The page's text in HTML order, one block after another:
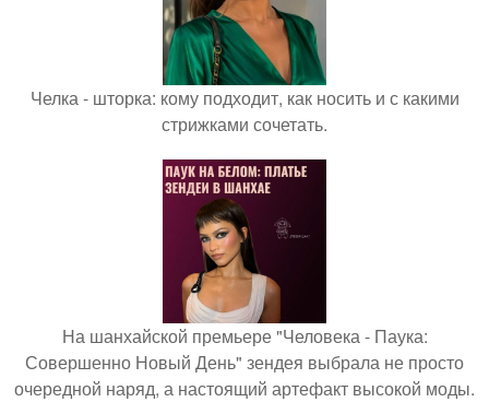
Челка - шторка: кому подходит, как носить и с какими
стрижками сочетать.
На шанхайской премьере "Человека - Паука:
Совершенно Новый День" зендея выбрала не просто
очередной наряд, а настоящий артефакт высокой моды.